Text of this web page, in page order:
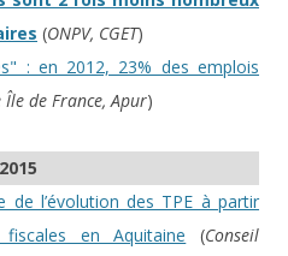
(ONPV, CGET)
: en 2012, 23% des emplois
Île de France, Apur)
2015
de l’évolution des TPE à partir
en Aquitaine (Conseil